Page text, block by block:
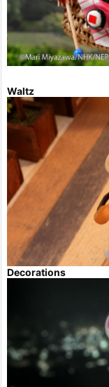
Waltz
Decorations